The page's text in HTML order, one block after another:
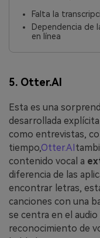
Falta la
Dependencia de
en línea
5. Otter.AI
Esta es una
desarrollada
como entrevistas,
tiempo,Otter.AI
contenido vocal a
diferencia de las
encontrar letras,
canciones con una
se centra en el
reconocimiento de